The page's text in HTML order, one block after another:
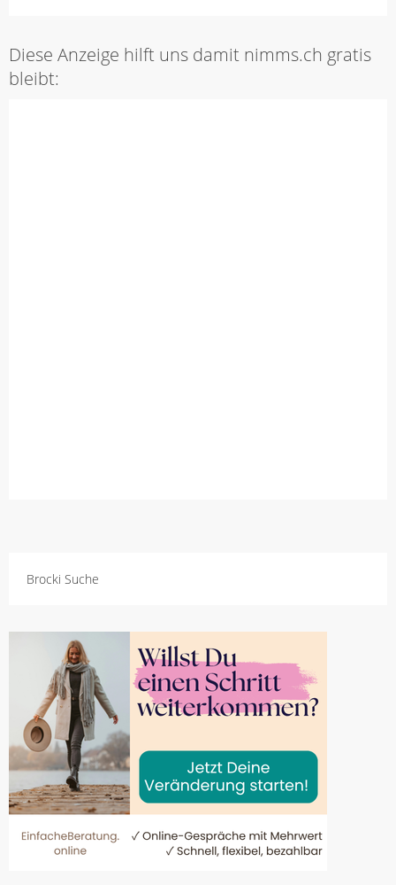
Diese Anzeige hilft uns damit nimms.ch gratis
bleibt:
Brocki Suche